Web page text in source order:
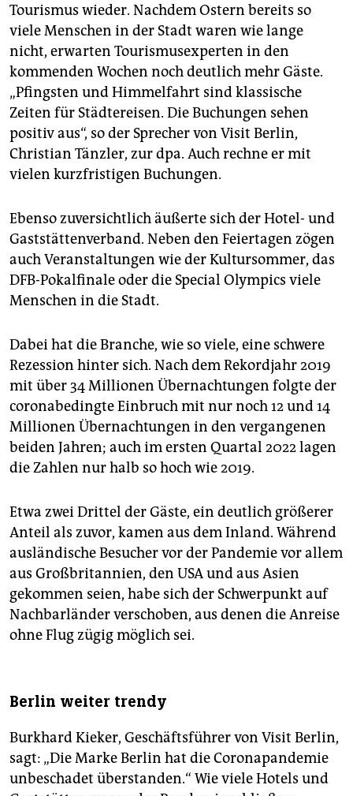
abo
genossenschaft
epaper login
Tourismus wieder. Nachdem Ostern bereits so
viele Menschen in der Stadt waren wie lange
nicht, erwarten Tourismusexperten in den
kommenden Wochen noch deutlich mehr Gäste.
„Pfingsten und Himmelfahrt sind klassische
Zeiten für Städtereisen. Die Buchungen sehen
positiv aus“, so der Sprecher von Visit Berlin,
Christian Tänzler, zur dpa. Auch rechne er mit
vielen kurzfristigen Buchungen.
Ebenso zuversichtlich äußerte sich der Hotel- und
Gaststättenverband. Neben den Feiertagen zögen
auch Veranstaltungen wie der Kultursommer, das
DFB-Pokalfinale oder die Special Olympics viele
Menschen in die Stadt.
Dabei hat die Branche, wie so viele, eine schwere
Rezession hinter sich. Nach dem Rekordjahr 2019
mit über 34 Millionen Übernachtungen folgte der
coronabedingte Einbruch mit nur noch 12 und 14
Millionen Übernachtungen in den vergangenen
beiden Jahren; auch im ersten Quartal 2022 lagen
die Zahlen nur halb so hoch wie 2019.
Etwa zwei Drittel der Gäste, ein deutlich größerer
Anteil als zuvor, kamen aus dem Inland. Während
ausländische Besucher vor der Pandemie vor allem
aus Großbritannien, den USA und aus Asien
gekommen seien, habe sich der Schwerpunkt auf
Nachbarländer verschoben, aus denen die Anreise
ohne Flug zügig möglich sei.
Berlin weiter trendy
Burkhard Kieker, Geschäftsführer von Visit Berlin,
sagt: „Die Marke Berlin hat die Coronapandemie
unbeschadet überstanden.“ Wie viele Hotels und